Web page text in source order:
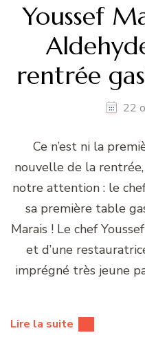
Youssef
rentrée
22
Ce n’est ni la
nouvelle de la
notre attention : le
sa première table
Marais ! Le chef
et d’une
imprégné très jeune
Lire la suite